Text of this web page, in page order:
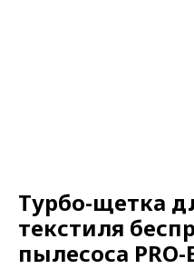
Турбо-щетка
текстиля
пылесоса PRO-